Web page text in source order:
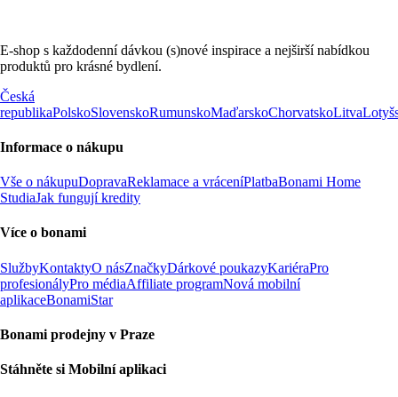
E-shop s každodenní dávkou (s)nové inspirace a nejširší nabídkou
produktů pro krásné bydlení.
Česká
republikaPolskoSlovenskoRumunskoMaďarskoChorvatskoLitva
Informace o nákupu
Vše o nákupuDopravaReklamace a vráceníPlatbaBonami Home
StudiaJak fungují kredity
Více o bonami
SlužbyKontaktyO násZnačkyDárkové poukazyKariéraPro
profesionályPro médiaAffiliate programNová mobilní
aplikaceBonamiStar
Bonami prodejny v Praze
Stáhněte si Mobilní aplikaci